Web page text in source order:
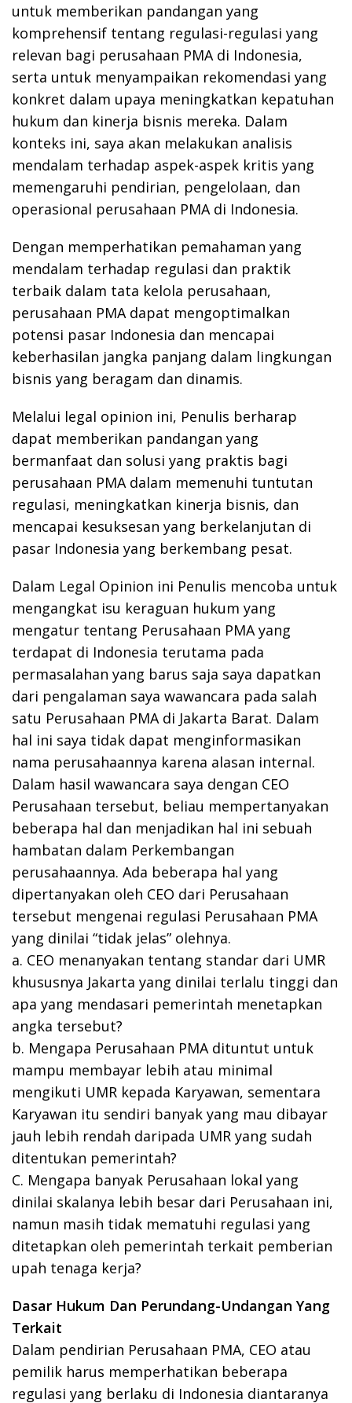
untuk memberikan pandangan yang
komprehensif tentang regulasi-regulasi yang
relevan bagi perusahaan PMA di Indonesia,
serta untuk menyampaikan rekomendasi yang
konkret dalam upaya meningkatkan kepatuhan
hukum dan kinerja bisnis mereka. Dalam
konteks ini, saya akan melakukan analisis
mendalam terhadap aspek-aspek kritis yang
memengaruhi pendirian, pengelolaan, dan
operasional perusahaan PMA di Indonesia.
Dengan memperhatikan pemahaman yang
mendalam terhadap regulasi dan praktik
terbaik dalam tata kelola perusahaan,
perusahaan PMA dapat mengoptimalkan
potensi pasar Indonesia dan mencapai
keberhasilan jangka panjang dalam lingkungan
bisnis yang beragam dan dinamis.
Melalui legal opinion ini, Penulis berharap
dapat memberikan pandangan yang
bermanfaat dan solusi yang praktis bagi
perusahaan PMA dalam memenuhi tuntutan
regulasi, meningkatkan kinerja bisnis, dan
mencapai kesuksesan yang berkelanjutan di
pasar Indonesia yang berkembang pesat.
Dalam Legal Opinion ini Penulis mencoba untuk
mengangkat isu keraguan hukum yang
mengatur tentang Perusahaan PMA yang
terdapat di Indonesia terutama pada
permasalahan yang barus saja saya dapatkan
dari pengalaman saya wawancara pada salah
satu Perusahaan PMA di Jakarta Barat. Dalam
hal ini saya tidak dapat menginformasikan
nama perusahaannya karena alasan internal.
Dalam hasil wawancara saya dengan CEO
Perusahaan tersebut, beliau mempertanyakan
beberapa hal dan menjadikan hal ini sebuah
hambatan dalam Perkembangan
perusahaannya. Ada beberapa hal yang
dipertanyakan oleh CEO dari Perusahaan
tersebut mengenai regulasi Perusahaan PMA
yang dinilai “tidak jelas” olehnya.
a. CEO menanyakan tentang standar dari UMR
khususnya Jakarta yang dinilai terlalu tinggi dan
apa yang mendasari pemerintah menetapkan
angka tersebut?
b. Mengapa Perusahaan PMA dituntut untuk
mampu membayar lebih atau minimal
mengikuti UMR kepada Karyawan, sementara
Karyawan itu sendiri banyak yang mau dibayar
jauh lebih rendah daripada UMR yang sudah
ditentukan pemerintah?
C. Mengapa banyak Perusahaan lokal yang
dinilai skalanya lebih besar dari Perusahaan ini,
namun masih tidak mematuhi regulasi yang
ditetapkan oleh pemerintah terkait pemberian
upah tenaga kerja?
Dasar Hukum Dan Perundang-Undangan Yang
Terkait
Dalam pendirian Perusahaan PMA, CEO atau
pemilik harus memperhatikan beberapa
regulasi yang berlaku di Indonesia diantaranya